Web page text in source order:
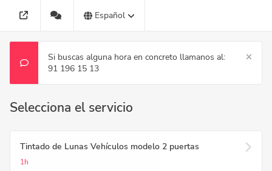
Español
Si buscas alguna hora en concreto llamanos al:
91 196 15 13
Selecciona el servicio
Tintado de Lunas Vehículos modelo 2 puertas
1h